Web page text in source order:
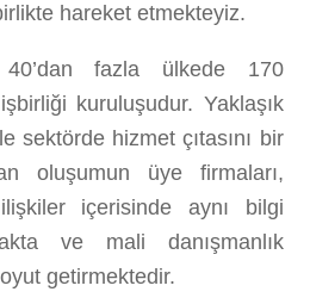
hareket etmekteyiz.
fazla ülkede 170
kuruluşudur. Yaklaşık
sektörde hizmet çıtasını bir
oluşumun üye firmaları,
içerisinde aynı bilgi
ve mali danışmanlık
getirmektedir.